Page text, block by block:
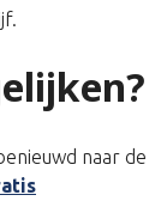
naar de